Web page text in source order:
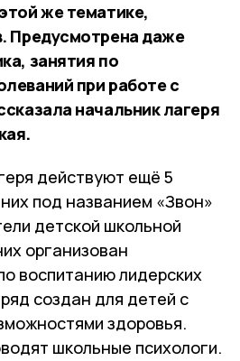
же тематике,
Предусмотрена даже
занятия по
при работе с
начальник лагеря
действуют ещё 5
под названием «Звон»
детской школьной
организован
воспитанию лидерских
создан для детей с
здоровья.
школьные психологи.